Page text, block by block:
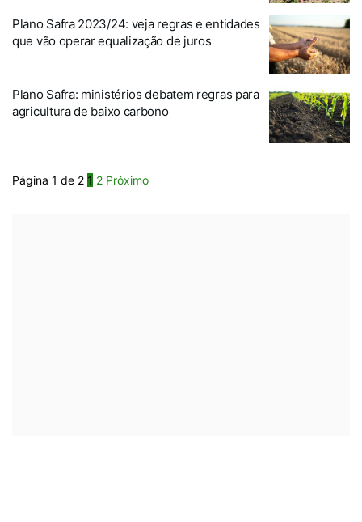
Plano Safra 2023/24: veja regras e entidades
que vão operar equalização de juros
Plano Safra: ministérios debatem regras para
agricultura de baixo carbono
Página 1 de 2 1 2 Próximo